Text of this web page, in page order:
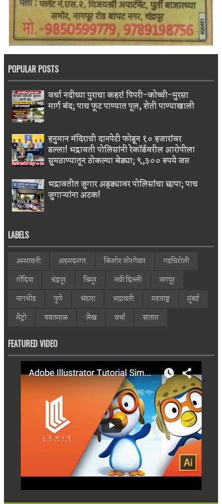
POPULAR POSTS
वर्धा नदीच्या पुराचा कहर! पिपरी–कोच्ची–मुरसा
मार्ग बंद; पाच फूट पाण्यात पूल, शेती पाण्याखाली
हनुमान मंदिराची दानपेटी फोडून १० हजारांवर
डल्ला! भद्रावती पोलिसांनी रेकॉर्डवरील आरोपीला
सुमठाण्यातून ठोकल्या बेड्या; ९,३०० रुपये जप्त
भद्रावतीत जुगार अड्ड्यावर पोलिसांचा छापा; पाच
जुगाऱ्यांना अटक!
LABELS
अमरावती अहमदनगर किशोर जोरगेवार
गडचिरोली
गोंदिया
चंद्रपूर चिमूर नवी दिल्ली
नागपूर
नागभीड
पुणे भंडारा भद्रावती महाराष्ट्र
मुंबई
मेट्रो
यवतमाळ लेख वर्धा सातारा
FEATURED VIDEO